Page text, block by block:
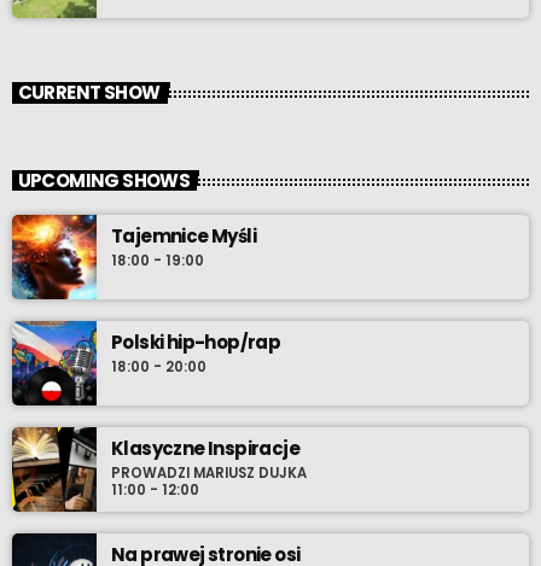
CURRENT SHOW
UPCOMING SHOWS
Tajemnice Myśli
18:00 - 19:00
Polski hip-hop/rap
18:00 - 20:00
Klasyczne Inspiracje
PROWADZI MARIUSZ DUJKA
11:00 - 12:00
Na prawej stronie osi